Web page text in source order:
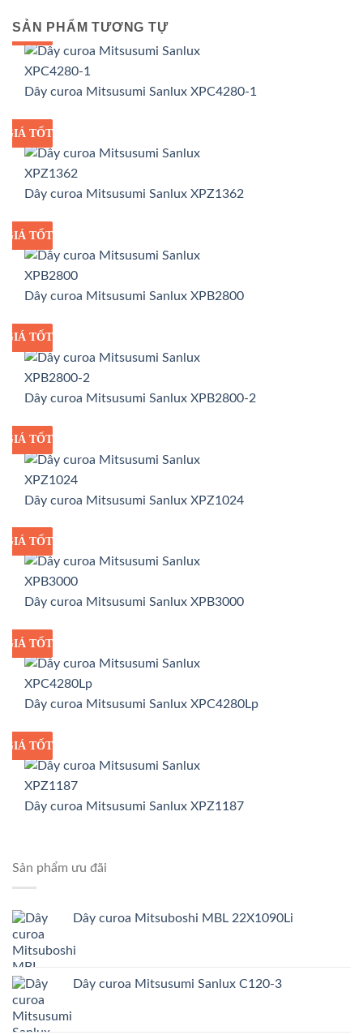
SẢN PHẨM TƯƠNG TỰ
GIÁ SỈ
GIÁ TỐT
Dây curoa Mitsusumi Sanlux XPC4280-1
GIÁ SỈ
GIÁ TỐT
Dây curoa Mitsusumi Sanlux XPZ1362
GIÁ SỈ
GIÁ TỐT
Dây curoa Mitsusumi Sanlux XPB2800
GIÁ SỈ
GIÁ TỐT
Dây curoa Mitsusumi Sanlux XPB2800-2
GIÁ SỈ
GIÁ TỐT
Dây curoa Mitsusumi Sanlux XPZ1024
GIÁ SỈ
GIÁ TỐT
Dây curoa Mitsusumi Sanlux XPB3000
GIÁ SỈ
GIÁ TỐT
Dây curoa Mitsusumi Sanlux XPC4280Lp
GIÁ SỈ
GIÁ TỐT
Dây curoa Mitsusumi Sanlux XPZ1187
Sản phẩm ưu đãi
Dây curoa Mitsuboshi MBL 22X1090Li
Dây curoa Mitsusumi Sanlux C120-3